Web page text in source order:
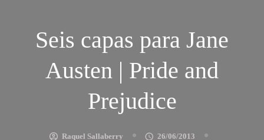
Seis capas para Jane
Austen | Pride and
Prejudice
Raquel Sallaberry
26/06/2013